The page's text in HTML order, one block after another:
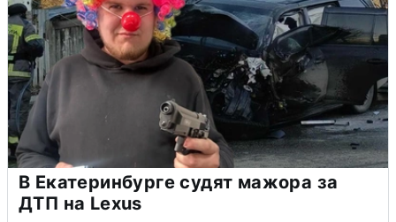
В Екатеринбурге судят мажора за
ДТП на Lexus